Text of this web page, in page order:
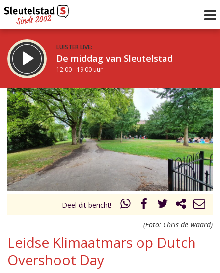
LUISTER LIVE:
De middag van Sleutelstad
12.00 - 19.00 uur
STRAKS:
De avond van Sleutelstad
19.00 - 22.00 uur
Vorig uur
uur 1 van 0 Volgend uur
Inklappen
Deel dit bericht!
(Foto: Chris de Waard)
Leidse Klimaatmars op Dutch
Overshoot Day